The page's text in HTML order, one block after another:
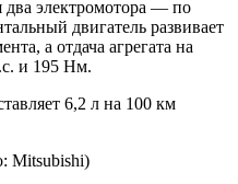
два электромотора — по
двигатель развивает
а отдача агрегата на
и 195 Нм.
6,2 л на 100 км
Mitsubishi)